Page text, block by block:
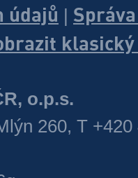
údajů
o.p.s.
260, T +420